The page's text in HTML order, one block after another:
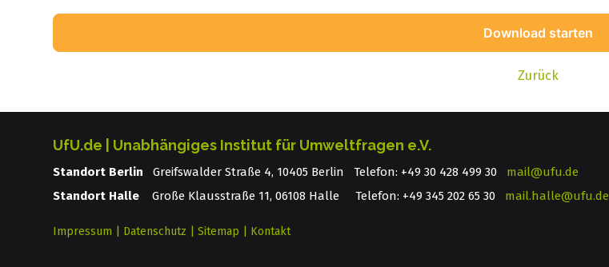
Download starten
Zurück
UfU.de | Unabhängiges Institut für Umweltfragen e.V.
Standort Berlin ­ Greifswalder Straße 4, 10405 Berlin Telefon: +49 30 428 499 30 mail@ufu.de
Standort Halle Große Klausstraße 11, 06108 Halle Telefon: +49 345 202 65 30 mail.halle@ufu.de
Impressum Datenschutz Sitemap Kontakt